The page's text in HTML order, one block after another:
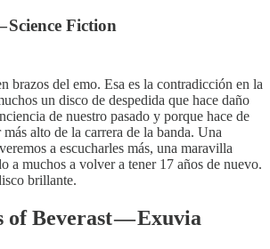
Fiction
brazos del emo. Esa es la contradicción en la
un disco de despedida que hace daño
de nuestro pasado y porque hace de
alto de la carrera de la banda. Una
a escucharles más, una maravilla
a muchos a volver a tener 17 años de nuevo.
brillante.
of Beverast — Exuvia